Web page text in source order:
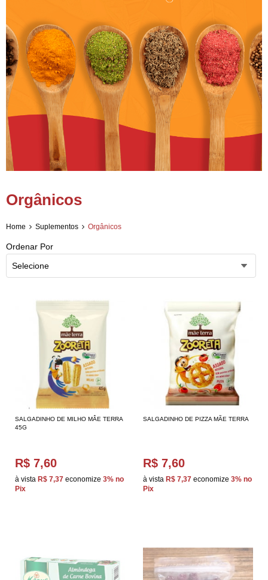
Orgânicos
Home Suplementos Orgânicos
Ordenar Por
Selecione
SALGADINHO DE MILHO MÂE TERRA
45G
R$ 7,60
à vista R$ 7,37 economize 3% no
Pix
SALGADINHO DE PIZZA MÃE TERRA
R$ 7,60
à vista R$ 7,37 economize 3% no
Pix